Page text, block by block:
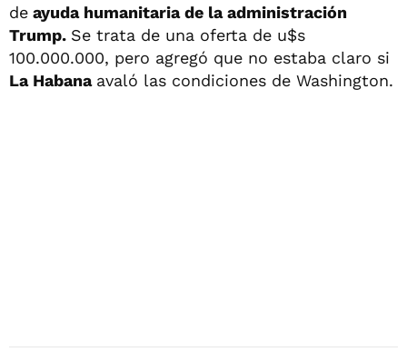
de ayuda humanitaria de la administración
Trump. Se trata de una oferta de u$s
100.000.000, pero agregó que no estaba claro si
La Habana avaló las condiciones de Washington.